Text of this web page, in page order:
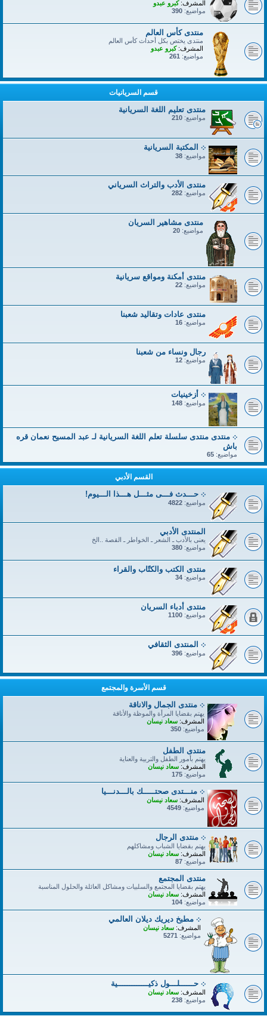
المشرف: كبرو عبدو
مواضيع: 390
منتدى كأس العالم
منتدى يختص بكل أحداث كأس العالم
المشرف: كبرو عبدو
مواضيع: 261
قسم السريانيات
منتدى تعليم اللغة السريانية
مواضيع: 210
܀ المكتبة السريانية
مواضيع: 38
منتدى الأدب والتراث السرياني
مواضيع: 282
منتدى مشاهير السريان
مواضيع: 20
منتدى أمكنة ومواقع سريانية
مواضيع: 22
منتدى عادات وتقاليد شعبنا
مواضيع: 16
رجال ونساء من شعبنا
مواضيع: 12
܀ أزخينيات
مواضيع: 148
܀ منتدى منتدى سلسلة تعلم اللغة السريانية لـ عبد المسيح نعمان قره
باش
مواضيع: 65
القسم الأدبي
܀ حـــدث فـــى مثـــل هـــذا الـــيوم!
مواضيع: 4822
المنتدى الأدبي
يعنى بالأدب ـ الشعر ـ الخواطر ـ القصة ..الخ
مواضيع: 380
منتدى الكتب والكتّاب والقراء
مواضيع: 34
منتدى أدباء السريان
مواضيع: 1100
܀ المنتدى الثقافي
مواضيع: 396
قسم الأسرة والمجتمع
܀ منتدى الجمال والاناقة
يهتم بقضايا المرأة والموظة والأناقة
المشرف: سعاد نيسان
مواضيع: 350
منتدى الطفل
يهتم بأمور الطفل والتربية والعناية
المشرف: سعاد نيسان
مواضيع: 175
܀ منـــتدى صحتـــــك بالـــدنـــيا
المشرف: سعاد نيسان
مواضيع: 4549
܀ منتدى الرجال
يهتم بقضايا الشباب ومشاكلهم
المشرف: سعاد نيسان
مواضيع: 87
منتدى المجتمع
يهتم بقضايا المجتمع والسلبيات ومشاكل العائلة والحلول المناسبة
المشرف: سعاد نيسان
مواضيع: 104
܀ مطبخ ديريك ديلان العالمي
المشرف: سعاد نيسان
مواضيع: 5271
܀ حــــــلـــول ذكيـــــــــــــية
المشرف: سعاد نيسان
مواضيع: 238